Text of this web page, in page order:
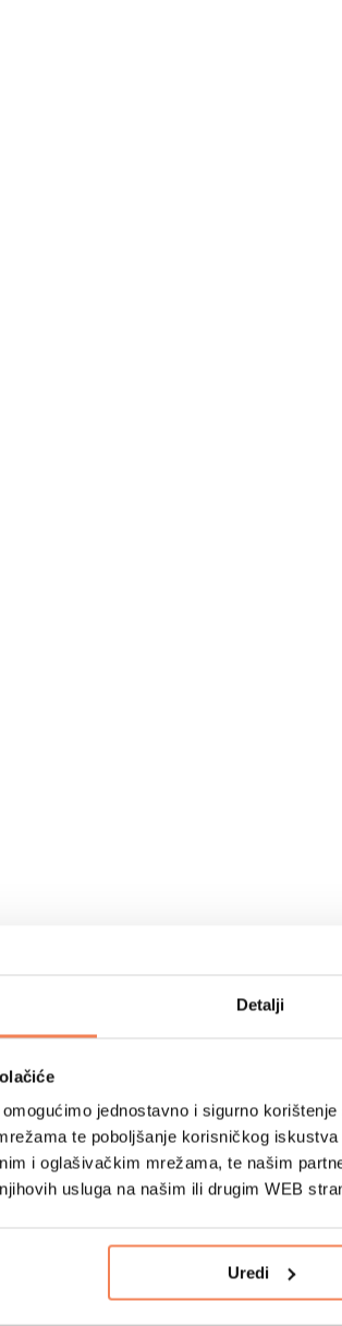
Detalji
jednostavno i sigurno
te poboljšanje korisničkog
i oglašivačkim mrežama, te našim
usluga na našim ili drugim WEB
Uredi